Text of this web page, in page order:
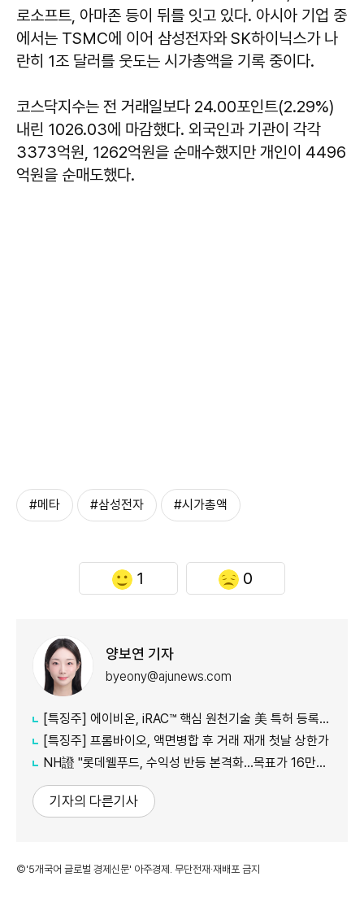
로소프트, 아마존 등이 뒤를 잇고 있다. 아시아 기업 중
에서는 TSMC에 이어 삼성전자와 SK하이닉스가 나
란히 1조 달러를 웃도는 시가총액을 기록 중이다.
코스닥지수는 전 거래일보다 24.00포인트(2.29%)
내린 1026.03에 마감했다. 외국인과 기관이 각각
3373억원, 1262억원을 순매수했지만 개인이 4496
억원을 순매도했다.
#메타 #삼성전자 #시가총액
1 0
양보연 기자
byeony@ajunews.com
[특징주] 에이비온, iRAC™ 핵심 원천기술 美 특허 등록에 '上'
[특징주] 프롬바이오, 액면병합 후 거래 재개 첫날 상한가
NH證 "롯데웰푸드, 수익성 반등 본격화…목표가 16만5000원"
기자의 다른기사
©'5개국어 글로벌 경제신문' 아주경제. 무단전재·재배포 금지